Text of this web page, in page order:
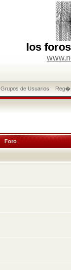
los
Grupos de Usuarios
Foro